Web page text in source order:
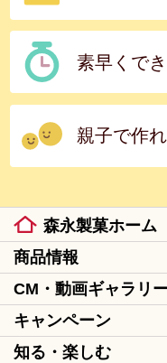
素早くで
親子で作
森永製菓ホーム
商品情報
CM・動画ギャラリ
キャンペーン
知る・楽しむ